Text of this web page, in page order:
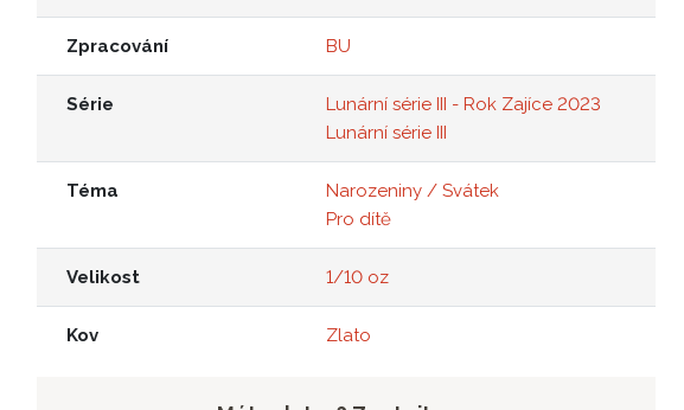
Zpracování BU
Série
Lunární série III - Rok Zajíce 2023
Lunární série III
Téma
Narozeniny / Svátek
Pro dítě
Velikost 1/10 oz
Kov Zlato